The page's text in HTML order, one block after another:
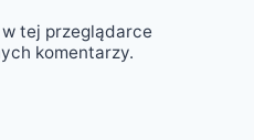
tej przeglądarce
komentarzy.